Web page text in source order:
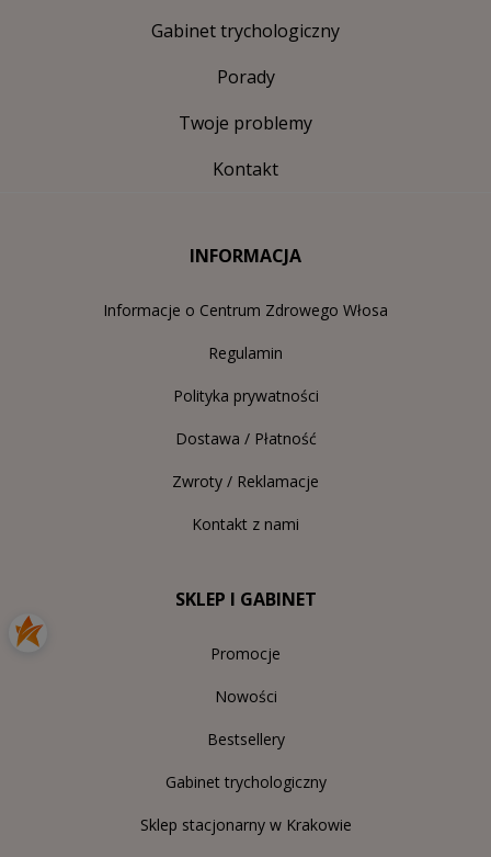
Gabinet trychologiczny
Porady
Twoje problemy
Kontakt
INFORMACJA
Informacje o Centrum Zdrowego Włosa
Regulamin
Polityka prywatności
Dostawa / Płatność
Zwroty / Reklamacje
Kontakt z nami
SKLEP I GABINET
Promocje
Nowości
Bestsellery
Gabinet trychologiczny
Sklep stacjonarny w Krakowie